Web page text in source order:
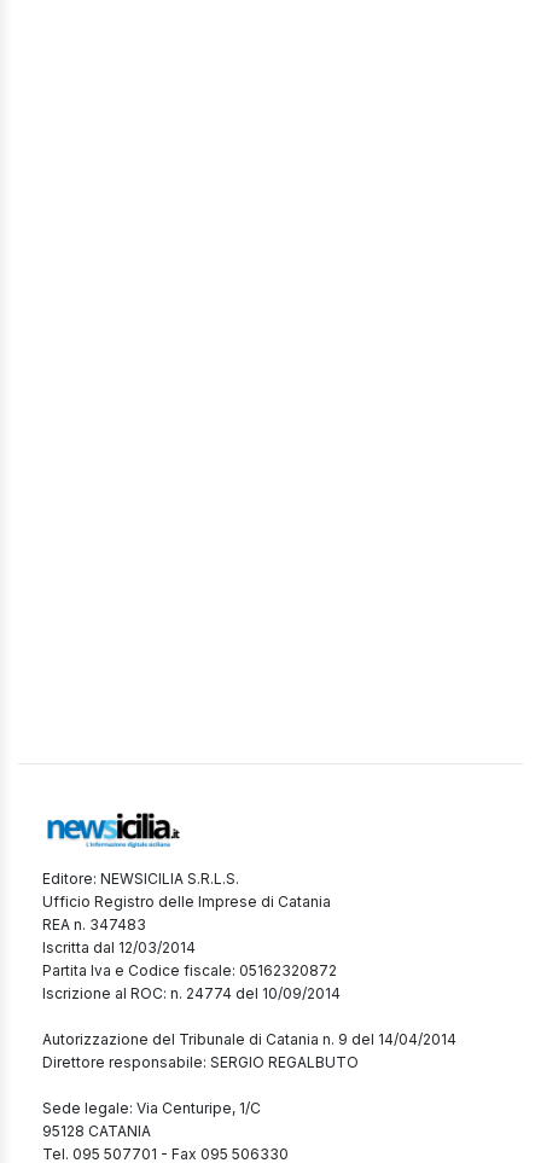
Editore: NEWSICILIA S.R.L.S.
Ufficio Registro delle Imprese di Catania
REA n. 347483
Iscritta dal 12/03/2014
Partita Iva e Codice fiscale: 05162320872
Iscrizione al ROC: n. 24774 del 10/09/2014
Autorizzazione del Tribunale di Catania n. 9 del 14/04/2014
Direttore responsabile: SERGIO REGALBUTO
Sede legale: Via Centuripe, 1/C
95128 CATANIA
Tel. 095 507701 - Fax 095 506330